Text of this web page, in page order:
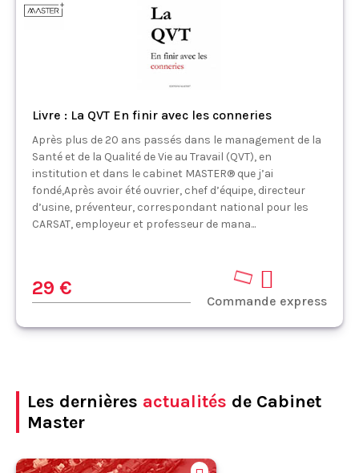
Livre : La QVT En finir avec les conneries
Après plus de 20 ans passés dans le management de la
Santé et de la Qualité de Vie au Travail (QVT), en
institution et dans le cabinet MASTER® que j’ai
fondé,Après avoir été ouvrier, chef d’équipe, directeur
d’usine, préventeur, correspondant national pour les
CARSAT, employeur et professeur de mana...
29 €
Commande express
Les dernières actualités de Cabinet
Master